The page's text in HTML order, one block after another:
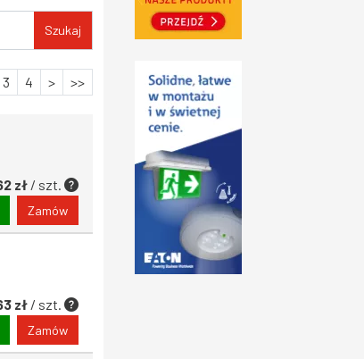
Szukaj
3 4 > >>
zł / szt.
Zamów
zł / szt.
Zamów